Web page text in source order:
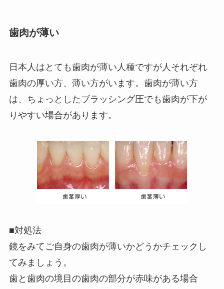
歯肉が薄い
日本人はとても歯肉が薄い人種ですが人それぞれ
歯肉の厚い方、薄い方がいます。歯肉が薄い方
は、ちょっとしたブラッシング圧でも歯肉が下が
りやすい場合があります。
■対処法
鏡をみてご自身の歯肉が薄いかどうかチェックし
てみましょう。
歯と歯肉の境目の歯肉の部分が赤味がある場合